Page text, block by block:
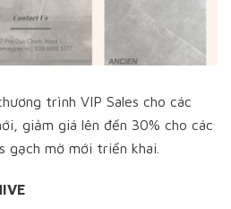
trình VIP Sales cho các
giảm giá lên đến 30% cho các
gạch mờ mới triển khai.